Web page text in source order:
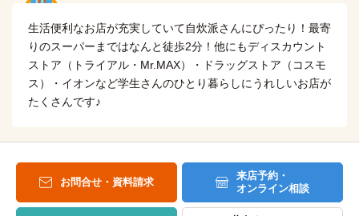
第一薬科大学 電車
32分
柚須→（JR篠栗線6分）→博多→（福岡市営七隈線7分）→薬
院→（西鉄天神大牟田線4分）→高宮
分）→『薬院』→（西鉄天神大牟田線7分）→『大橋』
61分
『柚須』→（JR福北ゆたか線3分）→『吉塚』
麻生塾 電車
7分
『柚須』→（JR福北ゆたか線7分）→『博多』
17分
『柚須』→（JR福北ゆたか線7分）→『博多』
麻生リハビリテーション大学校
自転車
生活便利なお店が充実していて自炊派さんにぴったり！最寄
りのスーパーまではなんと徒歩2分！他にもディスカウント
ストア（トライアル・Mr.MAX）・ドラッグストア（コスモ
ス）・イオンなど学生さんのひとり暮らしにうれしいお店が
たくさんです♪
お問合せ・資料請求
来店予約・
オンライン相談